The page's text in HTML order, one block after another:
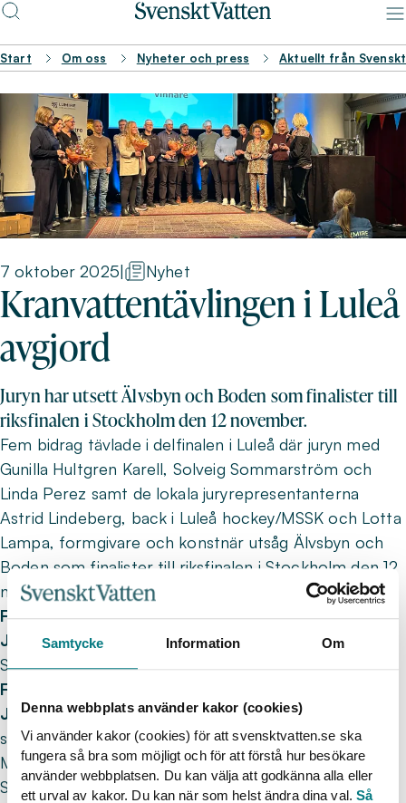
Samtycke Information Om
Denna webbplats använder kakor (cookies)
Vi använder kakor (cookies) för att svensktvatten.se ska
fungera så bra som möjligt och för att förstå hur besökare
använder webbplatsen. Du kan välja att godkänna alla eller
ett urval av kakor. Du kan när som helst ändra dina val.Så
Start Om oss Nyheter och press Aktuellt från
7 oktober 2025| Nyhet
Kranvattentävlingen i Luleå
avgjord
Juryn har utsett Älvsbyn och Boden som finalister till
riksfinalen i Stockholm den 12 november.
Fem bidrag tävlade i delfinalen i Luleå där juryn med
Gunilla Hultgren Karell, Solveig Sommarström och
Linda Perez samt de lokala juryrepresentanterna
Astrid Lindeberg, back i Luleå hockey/MSSK och Lotta
Lampa, formgivare och konstnär utsåg Älvsbyn och
Boden som finalister till riksfinalen i Stockholm den 12
november.
Finalplats: Älvsbyn
Juryns motivering
: Ett vatten med kylig elegans.
Stramt, mineraligt och försvinnande gott.
Finalplats
Juryns motivering: Ett vatten som tar för sig. God
struktur med balans och driv i eftersmaken.
Med det är båda kommunerna klara för riksfinalen i
Stockholm den 12 november.